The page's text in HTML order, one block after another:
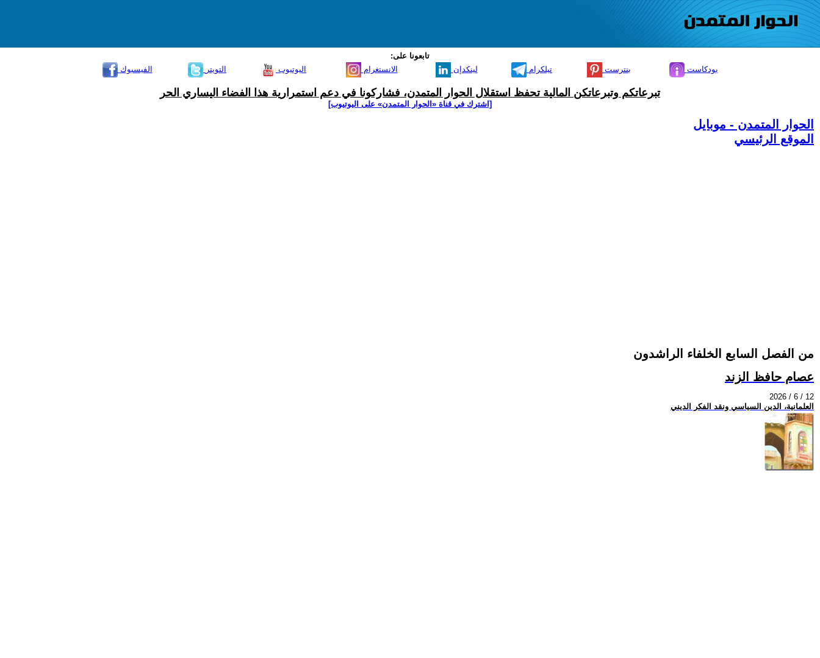
تابعونا على:
الفيسبوك
التويتر اليوتيوب الانستغرام لينكدإن تيلكرام بنترست بودكاست
تبرعاتكم وتبرعاتكن المالية تحفظ استقلال الحوار المتمدن، فشاركونا في دعم استمرارية هذا الفضاء اليساري الحر
[اشترك في قناة ‫«الحوار المتمدن» على اليوتيوب]
الحوار المتمدن - موبايل
الموقع الرئيسي
من الفصل السابع الخلفاء الراشدون
عصام حافظ الزند
2026 / 6 / 12
العلمانية، الدين السياسي ونقد الفكر الديني